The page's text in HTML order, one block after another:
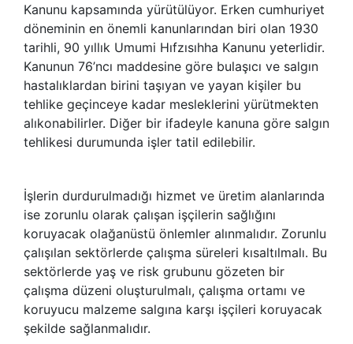
Kanunu kapsamında yürütülüyor. Erken cumhuriyet
döneminin en önemli kanunlarından biri olan 1930
tarihli, 90 yıllık Umumi Hıfzısıhha Kanunu yeterlidir.
Kanunun 76’ncı maddesine göre bulaşıcı ve salgın
hastalıklardan birini taşıyan ve yayan kişiler bu
tehlike geçinceye kadar mesleklerini yürütmekten
alıkonabilirler. Diğer bir ifadeyle kanuna göre salgın
tehlikesi durumunda işler tatil edilebilir.
İşlerin durdurulmadığı hizmet ve üretim alanlarında
ise zorunlu olarak çalışan işçilerin sağlığını
koruyacak olağanüstü önlemler alınmalıdır. Zorunlu
çalışılan sektörlerde çalışma süreleri kısaltılmalı. Bu
sektörlerde yaş ve risk grubunu gözeten bir
çalışma düzeni oluşturulmalı, çalışma ortamı ve
koruyucu malzeme salgına karşı işçileri koruyacak
şekilde sağlanmalıdır.